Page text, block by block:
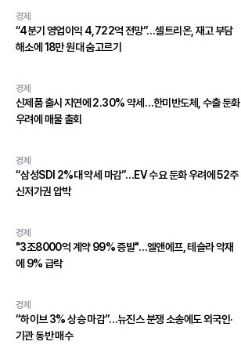
경제
“4분기 영업이익 4,722억 전망”…셀트리온, 재고 부담
해소에 18만 원대 숨고르기
경제
신제품 출시 지연에 2.30% 약세…한미반도체, 수출 둔화
우려에 매물 출회
경제
“삼성SDI 2%대 약세 마감”…EV 수요 둔화 우려에 52주
신저가권 압박
경제
"3조8000억 계약 99% 증발"…엘앤에프, 테슬라 악재
에 9% 급락
경제
“하이브 3% 상승 마감”…뉴진스 분쟁 소송에도 외국인·
기관 동반 매수